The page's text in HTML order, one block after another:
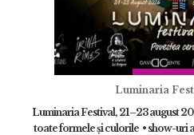
Luminaria
Luminaria Festival, 21–23 august
toate formele și culorile • show-uri